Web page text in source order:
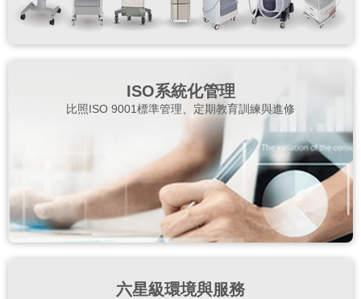
ISO系統化管理
比照ISO 9001標準管理、定期教育訓練與進修
六星級環境與服務